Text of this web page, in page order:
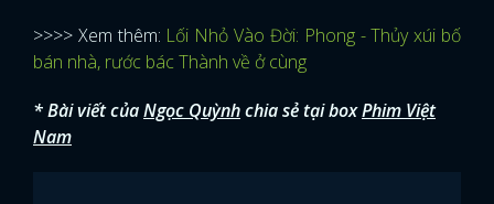
>>>> Xem thêm: Lối Nhỏ Vào Đời: Phong - Thủy xúi bố
bán nhà, rước bác Thành về ở cùng
* Bài viết củaNgọc Quỳnhchia sẻ tại boxPhim Việt
Nam